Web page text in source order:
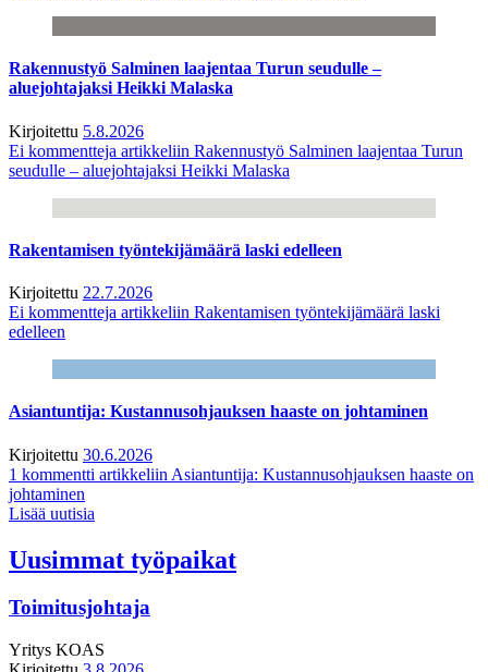
Rakennustyö Salminen laajentaa Turun seudulle –
aluejohtajaksi Heikki Malaska
Kirjoitettu 5.8.2026
Ei kommentteja artikkeliin Rakennustyö Salminen laajentaa Turun
seudulle – aluejohtajaksi Heikki Malaska
Rakentamisen työntekijämäärä laski edelleen
Kirjoitettu 22.7.2026
Ei kommentteja artikkeliin Rakentamisen työntekijämäärä laski
edelleen
Asiantuntija: Kustannusohjauksen haaste on johtaminen
Kirjoitettu 30.6.2026
1 kommentti artikkeliin Asiantuntija: Kustannusohjauksen haaste on
johtaminen
Lisää uutisia
Uusimmat työpaikat
Toimitusjohtaja
Yritys KOAS